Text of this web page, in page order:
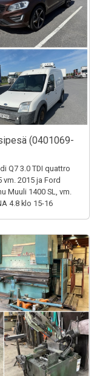
(0401069-
Q7 3.0 TDI quattro
2015 ja Ford
Muuli 1400 SL, vm.
4.8 klo 15-16